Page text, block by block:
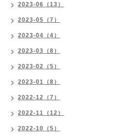
2023-06（13）
2023-05（7）
2023-04（4）
2023-03（8）
2023-02（5）
2023-01（8）
2022-12（7）
2022-11（12）
2022-10（5）